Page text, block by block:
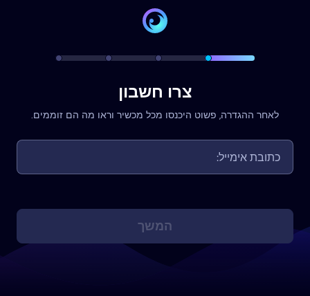
צרו חשבון
לאחר ההגדרה, פשוט היכנסו מכל מכשיר וראו מה הם זוממים.
המשך